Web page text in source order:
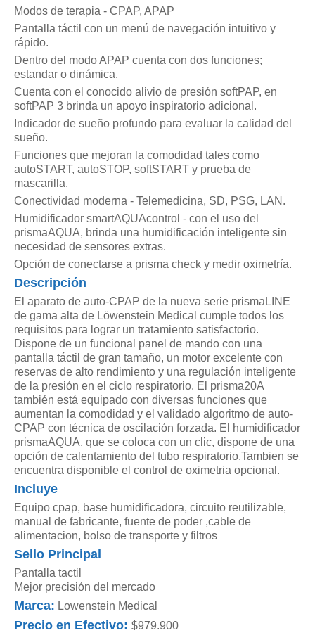
Modos de terapia - CPAP, APAP
Pantalla táctil con un menú de navegación intuitivo y
rápido.
Dentro del modo APAP cuenta con dos funciones;
estandar o dinámica.
Cuenta con el conocido alivio de presión softPAP, en
softPAP 3 brinda un apoyo inspiratorio adicional.
Indicador de sueño profundo para evaluar la calidad del
sueño.
Funciones que mejoran la comodidad tales como
autoSTART, autoSTOP, softSTART y prueba de
mascarilla.
Conectividad moderna - Telemedicina, SD, PSG, LAN.
Humidificador smartAQUAcontrol - con el uso del
prismaAQUA, brinda una humidificación inteligente sin
necesidad de sensores extras.
Opción de conectarse a prisma check y medir oximetría.
Descripción
El aparato de auto-CPAP de la nueva serie prismaLINE
de gama alta de Löwenstein Medical cumple todos los
requisitos para lograr un tratamiento satisfactorio.
Dispone de un funcional panel de mando con una
pantalla táctil de gran tamaño, un motor excelente con
reservas de alto rendimiento y una regulación inteligente
de la presión en el ciclo respiratorio. El prisma20A
también está equipado con diversas funciones que
aumentan la comodidad y el validado algoritmo de auto-
CPAP con técnica de oscilación forzada. El humidificador
prismaAQUA, que se coloca con un clic, dispone de una
opción de calentamiento del tubo respiratorio.Tambien se
encuentra disponible el control de oximetria opcional.
Incluye
Equipo cpap, base humidificadora, circuito reutilizable,
manual de fabricante, fuente de poder ,cable de
alimentacion, bolso de transporte y filtros
Sello Principal
Pantalla tactil
Mejor precisión del mercado
Marca: Lowenstein Medical
Precio en Efectivo: $979.900